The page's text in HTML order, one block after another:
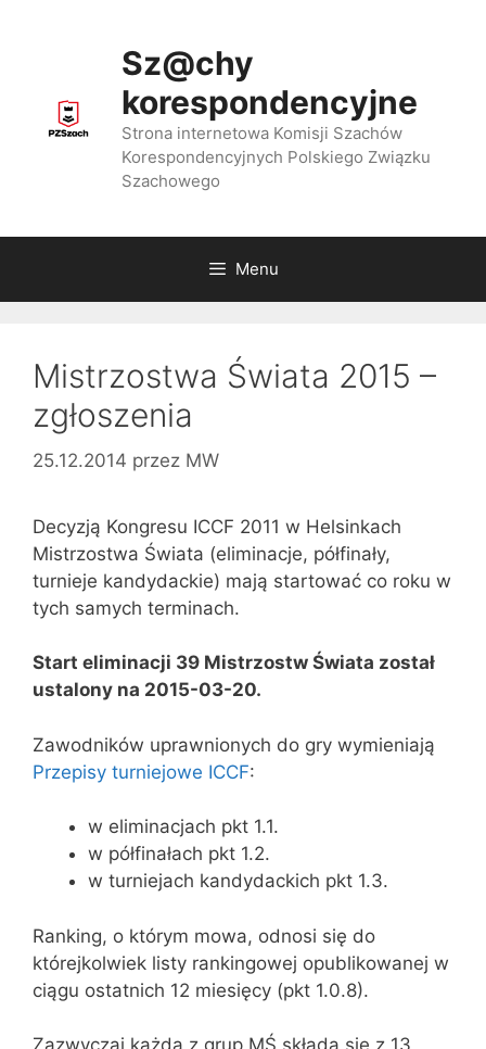
Sz@chy
korespondencyjne
Strona internetowa Komisji Szachów
Korespondencyjnych Polskiego Związku
Szachowego
Menu
Mistrzostwa Świata 2015 –
zgłoszenia
25.12.2014 przez MW
Decyzją Kongresu ICCF 2011 w Helsinkach
Mistrzostwa Świata (eliminacje, półfinały,
turnieje kandydackie) mają startować co roku w
tych samych terminach.
Start eliminacji 39 Mistrzostw Świata został
ustalony na 2015-03-20.
Zawodników uprawnionych do gry wymieniają
Przepisy turniejowe ICCF:
w eliminacjach pkt 1.1.
w półfinałach pkt 1.2.
w turniejach kandydackich pkt 1.3.
Ranking, o którym mowa, odnosi się do
którejkolwiek listy rankingowej opublikowanej w
ciągu ostatnich 12 miesięcy (pkt 1.0.8).
Zazwyczaj każda z grup MŚ składa się z 13